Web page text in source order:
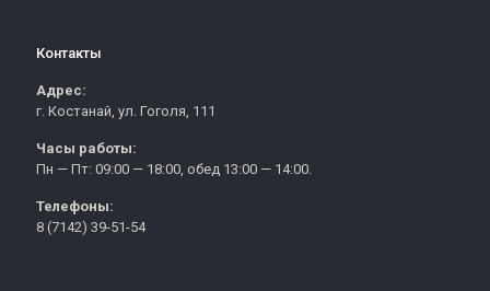
Контакты
Адрес:
г. Костанай, ул. Гоголя, 111
Часы работы:
Пн — Пт: 09:00 — 18:00, обед 13:00 — 14:00.
Телефоны:
8 (7142) 39-51-54